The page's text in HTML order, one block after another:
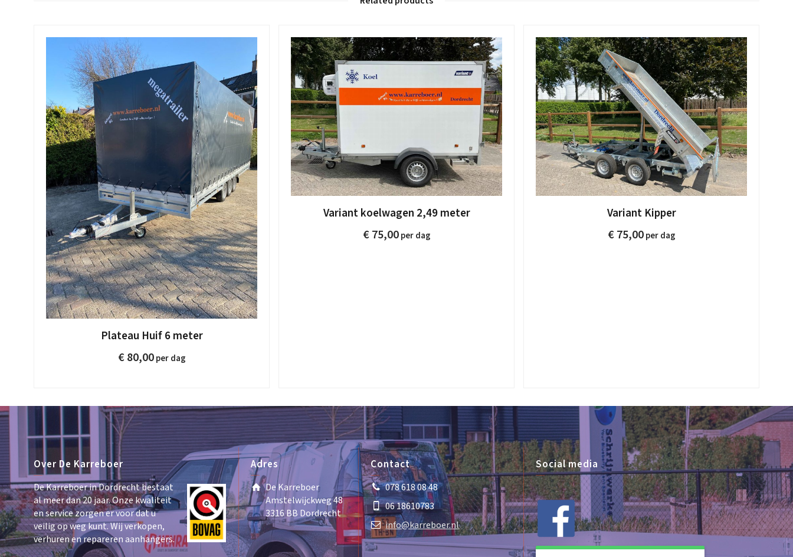
Plateau Huif 6 meter
€80,00
Variant koelwagen 2,49 meter
€75,00
Variant Kipper
€75,00
Over De Karreboer
De Karreboer in Dordrecht bestaat
al meer dan 20 jaar. Onze kwaliteit
en service zorgen er voor dat u
veilig op weg kunt. Wij verkopen,
verhuren en repareren aanhangers.
Adres
De Karreboer
Amstelwijckweg 48
3316 BB Dordrecht
Contact
078 618 08 48
06 18610783
info@karreboer.nl
Social media